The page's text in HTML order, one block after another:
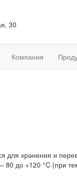
30
Компания
для хранения и
80 до +120 °C (при